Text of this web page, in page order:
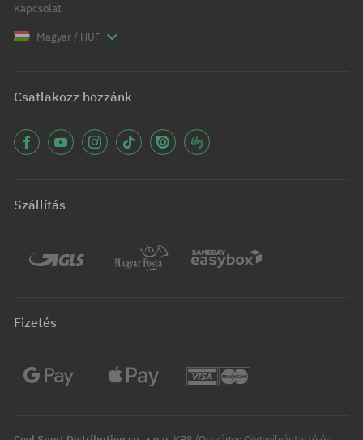
Kapcsolat
Magyar / HUF
Csatlakozz hozzánk
Szállítás
Fizetés